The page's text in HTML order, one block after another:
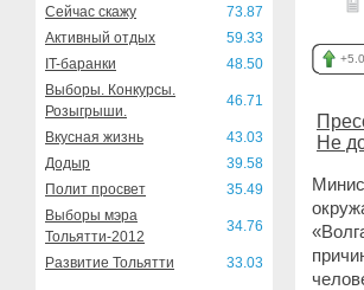
Сейчас скажу
73.87
Активный отдых
59.33
IT-баранки
48.50
Выборы. Конкурсы.
Розыгрыши.
46.71
Вкусная жизнь
43.03
Додыр
39.58
Полит просвет
35.49
Выборы мэра
Тольятти-2012
34.76
Развитие Тольятти 33.03
Не